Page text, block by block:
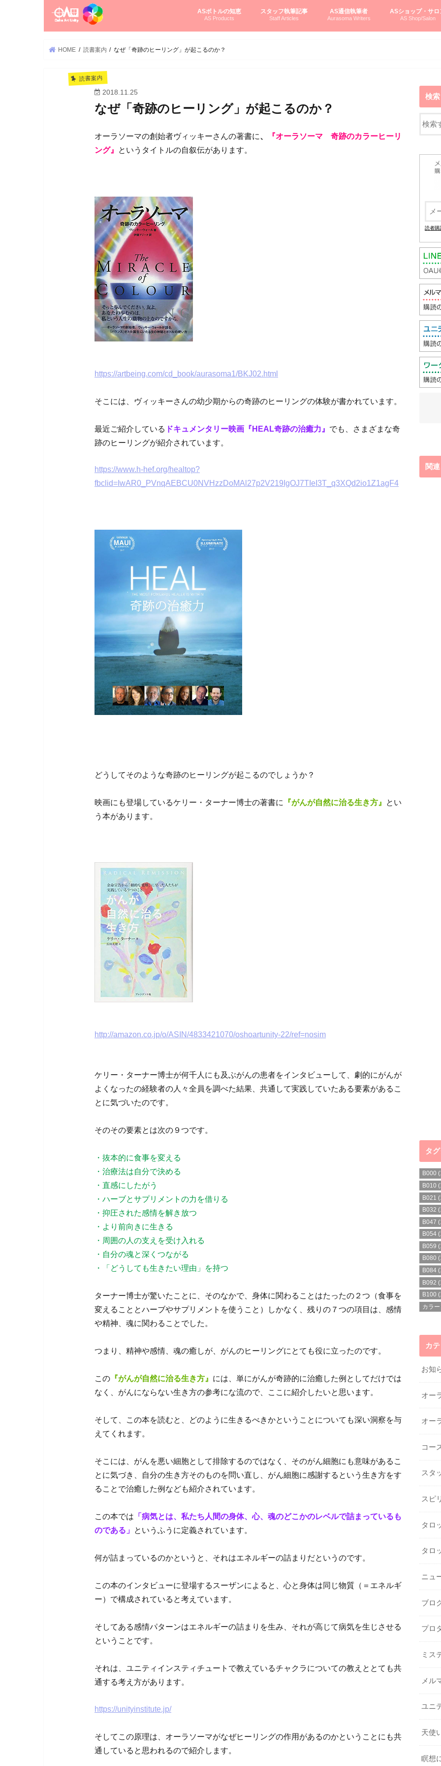
ASボトルの知恵
AS Products
スタッフ執筆記事
Staff Articles
AS通信執筆者
Aurasoma Writers
ASショップ・サロ
AS Shop/Salon
HOME 読書案内 なぜ「奇跡のヒーリング」が起こるのか？
読書案内
2018.11.25
なぜ「奇跡のヒーリング」が起こるのか？
オーラソーマの創始者ヴィッキーさんの著書に、
『オーラソーマ 奇跡のカラーヒーリ
ング』
というタイトルの自叙伝があります。
https://artbeing.com/cd_book/aurasoma1/BKJ02.html
そこには、ヴィッキーさんの幼少期からの奇跡のヒーリングの体験が書かれています。
最近ご紹介している ドキュメンタリー映画『HEAL奇跡の治癒力』 でも、さまざまな奇
跡のヒーリングが紹介されています。
https://www.h-hef.org/healtop?
fbclid=IwAR0_PVnqAEBCU0NVHzzDoMAl27p2V219IgOJ7TIeI3T_q3XQd2io1Z1agF4
どうしてそのような奇跡のヒーリングが起こるのでしょうか？
映画にも登場しているケリー・ターナー博士の著書に 『がんが自然に治る生き方』
とい
う本があります。
http://amazon.co.jp/o/ASIN/4833421070/oshoartunity-22/ref=nosim
ケリー・ターナー博士が何千人にも及ぶがんの患者をインタビューして、劇的にがんが
よくなったの経験者の人々全員を調べた結果、共通して実践していたある要素があるこ
とに気づいたのです。
そのその要素とは次の９つです。
・抜本的に食事を変える
・治療法は自分で決める
・直感にしたがう
・ハーブとサプリメントの力を借りる
・抑圧された感情を解き放つ
・より前向きに生きる
・周囲の人の支えを受け入れる
・自分の魂と深くつながる
・「どうしても生きたい理由」を持つ
ターナー博士が驚いたことに、そのなかで、身体に関わることはたったの２つ（食事を
変えることとハーブやサプリメントを使うこと）しかなく、残りの７つの項目は、感情
や精神、魂に関わることでした。
つまり、精神や感情、魂の癒しが、がんのヒーリングにとても役に立ったのです。
この 『がんが自然に治る生き方』 には、単にがんが奇跡的に治癒した例としてだけでは
なく、がんにならない生き方の参考にな流ので、ここに紹介したいと思います。
そして、この本を読むと、どのように生きるべきかということについても深い洞察を与
えてくれます。
そこには、がんを悪い細胞として排除するのではなく、そのがん細胞にも意味があるこ
とに気づき、自分の生き方そのものを問い直し、がん細胞に感謝するという生き方をす
ることで治癒した例なども紹介されています。
この本では 「病気とは、私たち人間の身体、心、魂のどこかのレベルで詰まっているも
のである」 というふうに定義されています。
何が詰まっているのかというと、それはエネルギーの詰まりだというのです。
この本のインタビューに登場するスーザンによると、心と身体は同じ物質（＝エネルギ
ー）で構成されていると考えています。
そしてある感情パターンはエネルギーの詰まりを生み、それが高じて病気を生じさせる
ということです。
それは、ユニティインスティチュートで教えているチャクラについての教えととても共
通する考え方があります。
https://unityinstitute.jp/
そしてこの原理は、オーラソーマがなぜヒーリングの作用があるのかということにも共
通していると思われるので紹介します。
検索
読者購
関
タ
B000
B010
B021
B032
B047
B054
B059
B080
B084
B092
B100
カラ
カ
お知
オー
オー
コー
スタ
スピ
タロ
タロ
ニュ
ブロ
プロ
ミス
メル
ユニ
天使
瞑想